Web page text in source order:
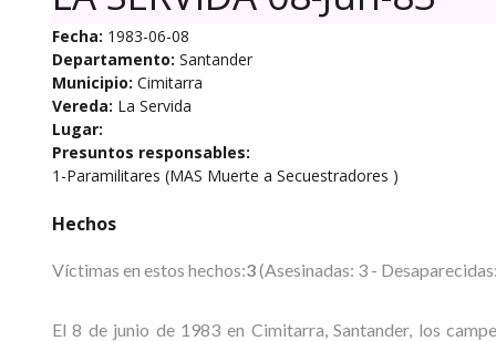
Fecha: 1983-06-08
Departamento: Santander
Municipio: Cimitarra
Vereda: La Servida
Lugar:
Presuntos responsables:
1-Paramilitares (MAS Muerte a Secuestradores )
Hechos
Víctimas en estos hechos:3(Asesinadas: 3 -
El 8 de junio de 1983 en Cimitarra, Santander, los